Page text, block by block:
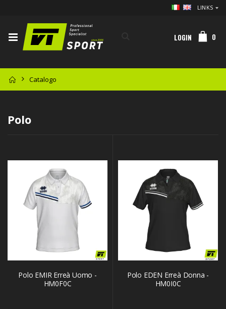
LINKS
LOGIN 0
Catalogo
Polo
Polo EMIR Erreà Uomo -
HM0F0C
Polo EDEN Erreà Donna -
HM0I0C